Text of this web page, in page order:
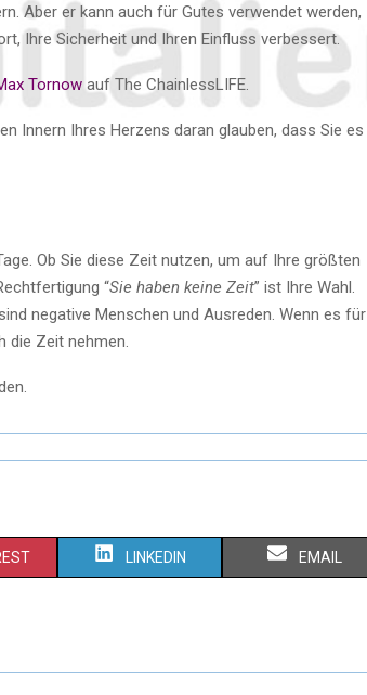
Aber er kann auch für Gutes verwendet werden,
Ihre Sicherheit und Ihren Einfluss verbessert.
Tornow auf The ChainlessLIFE.
Innern Ihres Herzens daran glauben, dass Sie es
Ob Sie diese Zeit nutzen, um auf Ihre größten
“Sie haben keine Zeit” ist Ihre Wahl.
negative Menschen und Ausreden. Wenn es für
die Zeit nehmen.
LINKEDIN EMAIL